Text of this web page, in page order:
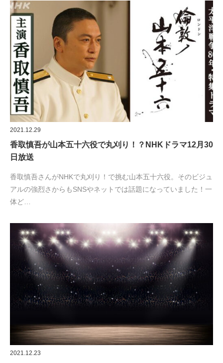
2021.12.29
香取慎吾が山本五十六役で丸刈り！？NHKドラマ12月30
日放送
香取慎吾さんがNHKで丸刈り！で挑む山本五十六役。そのビジュ
アルの強烈さからもSNSやネットでは話題になっていました！一
体ど…
2021.12.23